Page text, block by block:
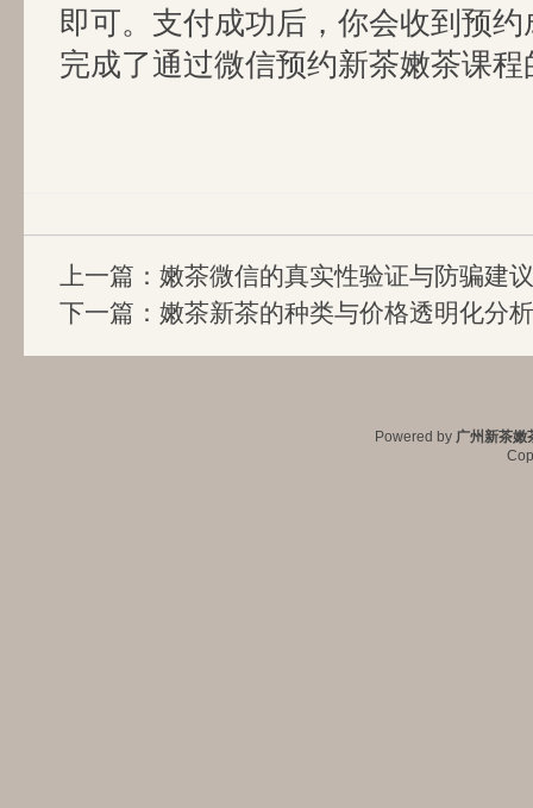
即可。支付成功后，你会收到预
完成了通过微信预约新茶嫩茶课
上一篇： 嫩茶微信的真实性验证与防骗建议
下一篇： 嫩茶新茶的种类与价格透明化分析
Powered by 广州新茶嫩